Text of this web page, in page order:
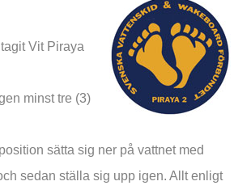
Vit Piraya
minst tre (3)
sätta sig ner på vattnet med
sedan ställa sig upp igen. Allt enligt